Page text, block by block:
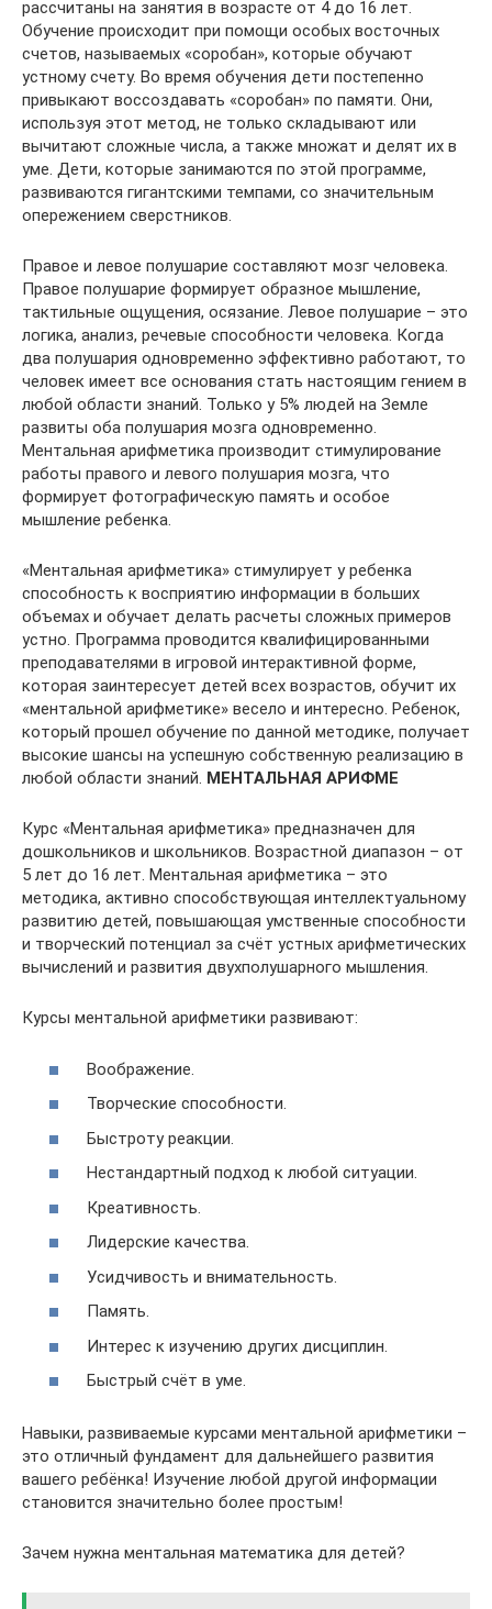
рассчитаны на занятия в возрасте от 4 до 16 лет.
Обучение происходит при помощи особых восточных
счетов, называемых «соробан», которые обучают
устному счету. Во время обучения дети постепенно
привыкают воссоздавать «соробан» по памяти. Они,
используя этот метод, не только складывают или
вычитают сложные числа, а также множат и делят их в
уме. Дети, которые занимаются по этой программе,
развиваются гигантскими темпами, со значительным
опережением сверстников.
Правое и левое полушарие составляют мозг человека.
Правое полушарие формирует образное мышление,
тактильные ощущения, осязание. Левое полушарие – это
логика, анализ, речевые способности человека. Когда
два полушария одновременно эффективно работают, то
человек имеет все основания стать настоящим гением в
любой области знаний. Только у 5% людей на Земле
развиты оба полушария мозга одновременно.
Ментальная арифметика производит стимулирование
работы правого и левого полушария мозга, что
формирует фотографическую память и особое
мышление ребенка.
«Ментальная арифметика» стимулирует у ребенка
способность к восприятию информации в больших
объемах и обучает делать расчеты сложных примеров
устно. Программа проводится квалифицированными
преподавателями в игровой интерактивной форме,
которая заинтересует детей всех возрастов, обучит их
«ментальной арифметике» весело и интересно. Ребенок,
который прошел обучение по данной методике, получает
высокие шансы на успешную собственную реализацию в
любой области знаний. МЕНТАЛЬНАЯ АРИФМЕ
Курс «Ментальная арифметика» предназначен для
дошкольников и школьников. Возрастной диапазон – от
5 лет до 16 лет. Ментальная арифметика – это
методика, активно способствующая интеллектуальному
развитию детей, повышающая умственные способности
и творческий потенциал за счёт устных арифметических
вычислений и развития двухполушарного мышления.
Курсы ментальной арифметики развивают:
Воображение.
Творческие способности.
Быстроту реакции.
Нестандартный подход к любой ситуации.
Креативность.
Лидерские качества.
Усидчивость и внимательность.
Память.
Интерес к изучению других дисциплин.
Быстрый счёт в уме.
Навыки, развиваемые курсами ментальной арифметики –
это отличный фундамент для дальнейшего развития
вашего ребёнка! Изучение любой другой информации
становится значительно более простым!
Зачем нужна ментальная математика для детей?